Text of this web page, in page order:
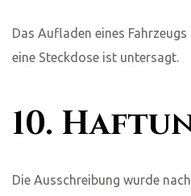
Das Aufladen eines
eine Steckdose ist untersagt.
10.
Die Ausschreibung wurde